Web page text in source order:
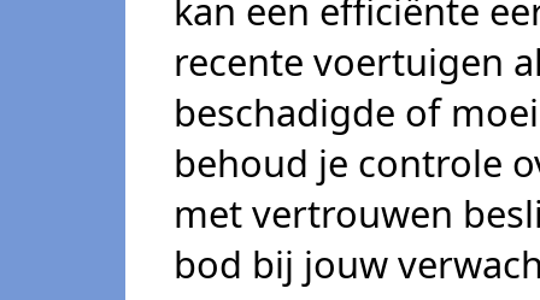
kan een efficiënte
recente voertuigen
beschadigde of
behoud je controle
met vertrouwen
bod bij jouw